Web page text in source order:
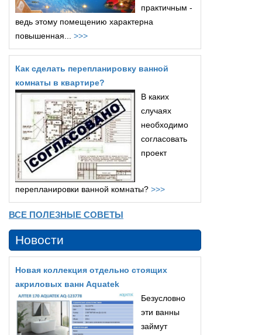
практичным -
ведь этому помещению характерна
повышенная... >>>
Как сделать перепланировку ванной
комнаты в квартире?
В каких
случаях
необходимо
согласовать
проект
перепланировки ванной комнаты? >>>
ВСЕ ПОЛЕЗНЫЕ СОВЕТЫ
Новости
Новая коллекция отдельно стоящих
акриловых ванн Aquatek
Безусловно
эти ванны
займут